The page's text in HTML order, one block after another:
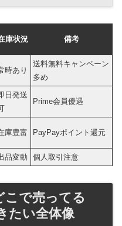
庫状況 備考
時あり
送料無料キャンペーン
多め
日発送
Prime会員優遇
庫豊富 PayPayポイント還元
品変動 個人取引注意
こで売ってる
たい全体像